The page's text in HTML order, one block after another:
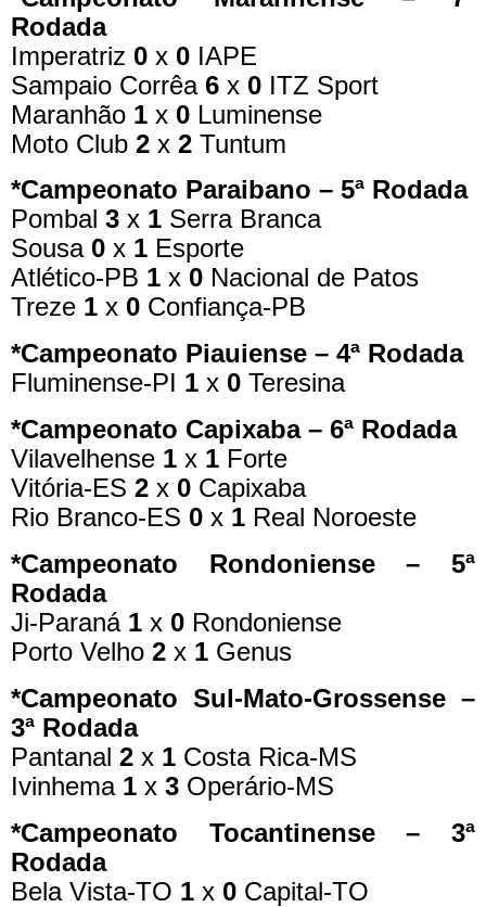
Rodada
Imperatriz 0 x 0 IAPE
Sampaio Corrêa 6 x 0 ITZ Sport
Maranhão 1 x 0 Luminense
Moto Club 2 x 2 Tuntum
*Campeonato Paraibano – 5ª Rodada
Pombal 3 x 1 Serra Branca
Sousa 0 x 1 Esporte
Atlético-PB 1 x 0 Nacional de Patos
Treze 1 x 0 Confiança-PB
*Campeonato Piauiense – 4ª Rodada
Fluminense-PI 1 x 0 Teresina
*Campeonato Capixaba – 6ª Rodada
Vilavelhense 1 x 1 Forte
Vitória-ES 2 x 0 Capixaba
Rio Branco-ES 0 x 1 Real Noroeste
*Campeonato Rondoniense – 5ª
Rodada
Ji-Paraná 1 x 0 Rondoniense
Porto Velho 2 x 1 Genus
*Campeonato Sul-Mato-Grossense –
3ª Rodada
Pantanal 2 x 1 Costa Rica-MS
Ivinhema 1 x 3 Operário-MS
*Campeonato Tocantinense – 3ª
Rodada
Bela Vista-TO 1 x 0 Capital-TO